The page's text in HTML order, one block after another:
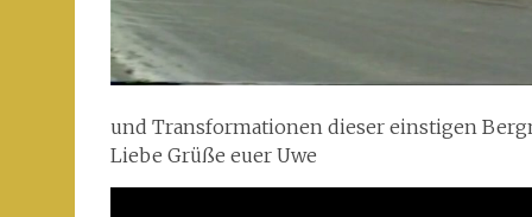
und Transformationen dieser einstigen
Liebe Grüße euer Uwe